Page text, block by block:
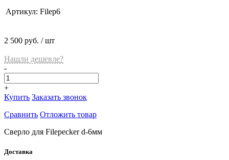
Артикул: Filep6
2 500 руб. / шт
Нашли дешевле?
-
+
Купить Заказать звонок
Сравнить Отложить товар
Сверло для Filepecker d-6мм
Доставка